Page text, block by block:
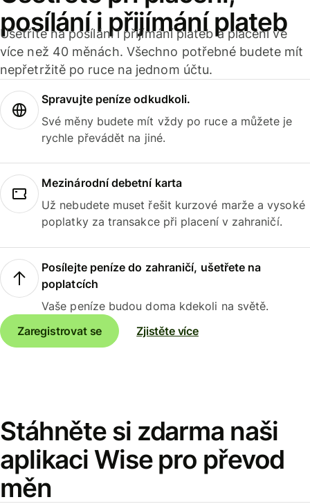
posílání i přijímání plateb
Ušetříte na posílání i přijímání plateb a placení ve
více než 40 měnách. Všechno potřebné budete mít
nepřetržitě po ruce na jednom účtu.
Spravujte peníze odkudkoli.
Své měny budete mít vždy po ruce a můžete je
rychle převádět na jiné.
Mezinárodní debetní karta
Už nebudete muset řešit kurzové marže a vysoké
poplatky za transakce při placení v zahraničí.
Posílejte peníze do zahraničí, ušetřete na
poplatcích
Vaše peníze budou doma kdekoli na světě.
Zaregistrovat se
Zjistěte více
Stáhněte si zdarma naši
aplikaci Wise pro převod
měn